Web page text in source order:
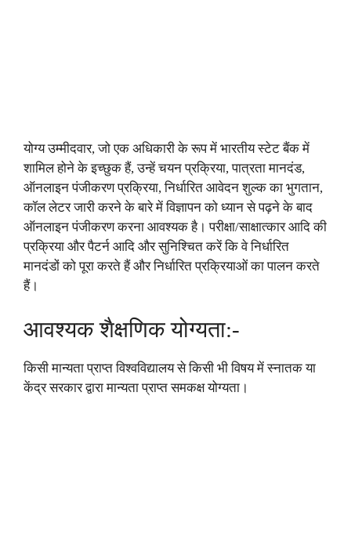
योग्य उम्मीदवार, जो एक अधिकारी के रूप में भारतीय स्टेट बैंक में
शामिल होने के इच्छुक हैं, उन्हें चयन प्रक्रिया, पात्रता मानदंड,
ऑनलाइन पंजीकरण प्रक्रिया, निर्धारित आवेदन शुल्क का भुगतान,
कॉल लेटर जारी करने के बारे में विज्ञापन को ध्यान से पढ़ने के बाद
ऑनलाइन पंजीकरण करना आवश्यक है। परीक्षा/साक्षात्कार आदि की
प्रक्रिया और पैटर्न आदि और सुनिश्चित करें कि वे निर्धारित
मानदंडों को पूरा करते हैं और निर्धारित प्रक्रियाओं का पालन करते
हैं।
आवश्यक शैक्षणिक योग्यता:-
किसी मान्यता प्राप्त विश्वविद्यालय से किसी भी विषय में स्नातक या
केंद्र सरकार द्वारा मान्यता प्राप्त समकक्ष योग्यता।